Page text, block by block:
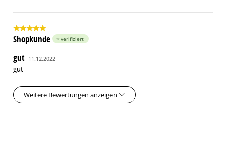
Shopkunde verifiziert
gut 11.12.2022
gut
Weitere Bewertungen anzeigen